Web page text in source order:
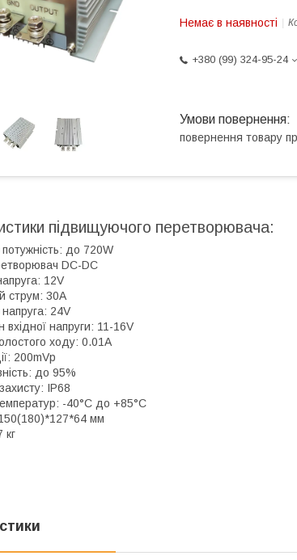
Немає в наявності
+380 (99) 324-95-24
повернення товару
підвищуючого перетворювача:
до 720W
DC-DC
12V
струм: 30A
24V
вхідної напруги: 11-16V
ходу: 0.01А
200mVp
до 95%
IP68
-40°C до +85°C
мм
кг